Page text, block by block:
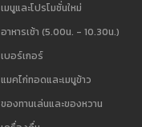
เมนูและโปรโมชั่นใหม่
อาหารเช้า (5.00น. - 10.30น.)
เบอร์เกอร์
แมคไก่ทอดและเมนูข้าว
ของทานเล่นและของหวาน